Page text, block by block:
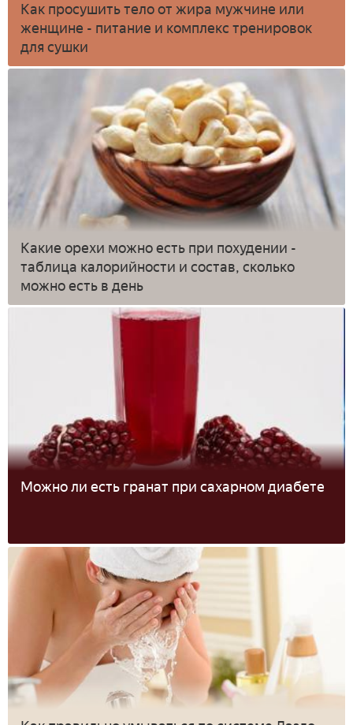
Как просушить тело от жира мужчине или
женщине - питание и комплекс тренировок
для сушки
Какие орехи можно есть при похудении -
таблица калорийности и состав, сколько
можно есть в день
Можно ли есть гранат при сахарном диабете